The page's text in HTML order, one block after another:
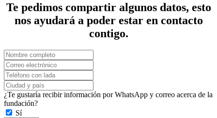
Te pedimos compartir algunos datos, esto
nos ayudará a poder estar en contacto
contigo.
¿Te gustaría recibir información por WhatsApp y correo acerca de la
fundación?
Sí